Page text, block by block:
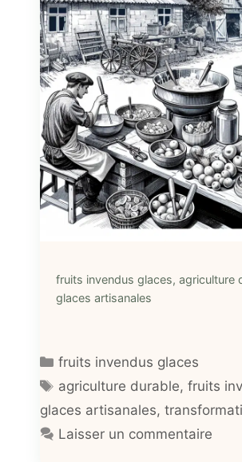
fruits invendus glaces, agriculture
glaces artisanales
Catégories
fruits invendus glaces
Étiquettes
agriculture durable,fruits
glaces artisanales,
Laisser un commentaire